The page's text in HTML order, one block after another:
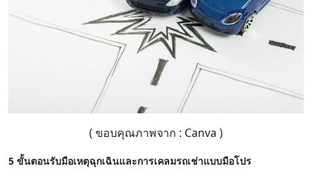
( ขอบคุณภาพจาก : Canva )
5 ขั้นตอนรับมือเหตุฉุกเฉินและการเคลมรถเช่าแบบมือโปร